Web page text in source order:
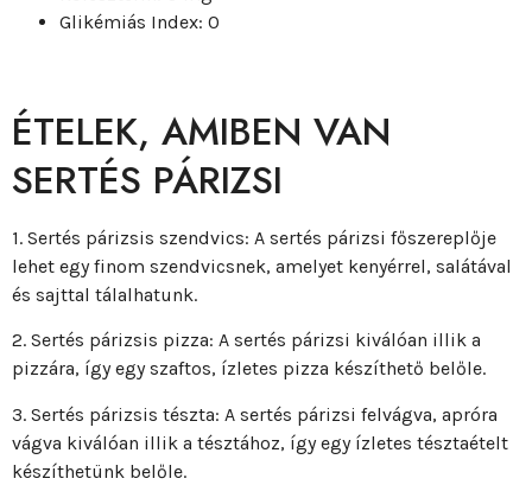
Glikémiás Index: 0
ÉTELEK, AMIBEN VAN
SERTÉS PÁRIZSI
1. Sertés párizsis szendvics: A sertés párizsi főszereplője
lehet egy finom szendvicsnek, amelyet kenyérrel, salátával
és sajttal tálalhatunk.
2. Sertés párizsis pizza: A sertés párizsi kiválóan illik a
pizzára, így egy szaftos, ízletes pizza készíthető belőle.
3. Sertés párizsis tészta: A sertés párizsi felvágva, apróra
vágva kiválóan illik a tésztához, így egy ízletes tésztaételt
készíthetünk belőle.